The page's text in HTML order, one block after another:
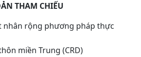
THAM CHIẾU
nhân rộng phương pháp thực
miền Trung (CRD)